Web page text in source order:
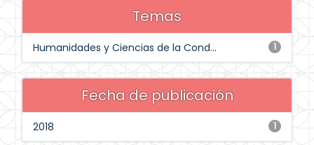
Temas
1
Humanidades y Ciencias de la Cond...
Fecha de publicación
1
2018